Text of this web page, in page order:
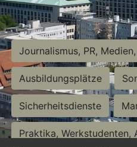
Journalismus, PR,
Ausbildungsplätze
Sicherheitsdienste
Praktika, Werkstudenten,